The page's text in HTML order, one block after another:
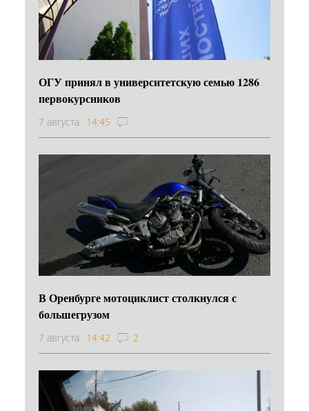
ОГУ принял в университетскую семью 1286
первокурсников
7 августа 14:45
В Оренбурге мотоциклист столкнулся с
большегрузом
7 августа 14:42 2